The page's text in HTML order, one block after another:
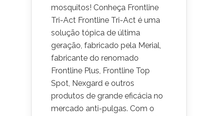
mosquitos! Conheça Frontline
Tri-Act Frontline Tri-Act é uma
solução tópica de última
geração, fabricado pela Merial,
fabricante do renomado
Frontline Plus, Frontline Top
Spot, Nexgard e outros
produtos de grande eficácia no
mercado anti-pulgas. Com o